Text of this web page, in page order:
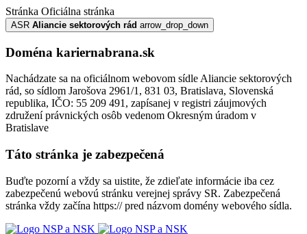
Stránka Oficiálna stránka
ASR Aliancie sektorových rád arrow_drop_down
Doména kariernabrana.sk
Nachádzate sa na oficiálnom webovom sídle Aliancie sektorových
rád, so sídlom Jarošova 2961/1, 831 03, Bratislava, Slovenská
republika, IČO: 55 209 491, zapísanej v registri záujmových
združení právnických osôb vedenom Okresným úradom v
Bratislave
Táto stránka je zabezpečená
Buďte pozorní a vždy sa uistite, že zdieľate informácie iba cez
zabezpečenú webovú stránku verejnej správy SR. Zabezpečená
stránka vždy začína https:// pred názvom domény webového sídla.